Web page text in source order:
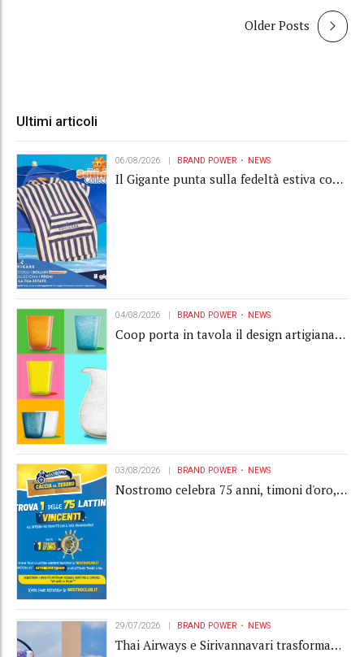
Older Posts
Ultimi articoli
06/08/2026 BRAND POWER NEWS
Il Gigante punta sulla fedeltà estiva con
04/08/2026 BRAND POWER NEWS
Coop porta in tavola il design artigianale
03/08/2026 BRAND POWER NEWS
Nostromo celebra 75 anni, timoni d'oro,
29/07/2026 BRAND POWER NEWS
Thai Airways e Sirivannavari trasformano